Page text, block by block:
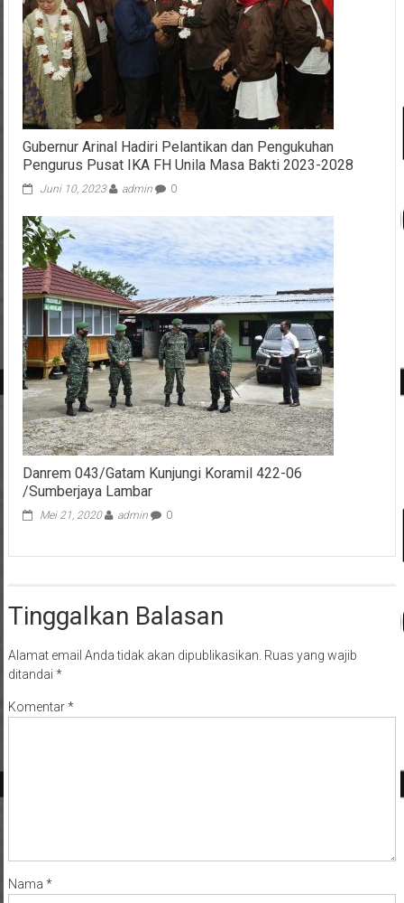
Gubernur Arinal Hadiri Pelantikan dan Pengukuhan
Pengurus Pusat IKA FH Unila Masa Bakti 2023-2028
Juni 10, 2023 admin 0
Danrem 043/Gatam Kunjungi Koramil 422-06
/Sumberjaya Lambar
Mei 21, 2020 admin 0
Tinggalkan Balasan
Alamat email Anda tidak akan dipublikasikan. Ruas yang wajib
ditandai *
Komentar*
Nama *